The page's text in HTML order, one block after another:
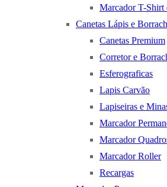
Marcador T-Shirt
Canetas Lápis e
Canetas Premium
Corretor e
Esferograficas
Lapis Carvão
Lapiseiras e
Marcador
Marcador
Marcador Roller
Recargas